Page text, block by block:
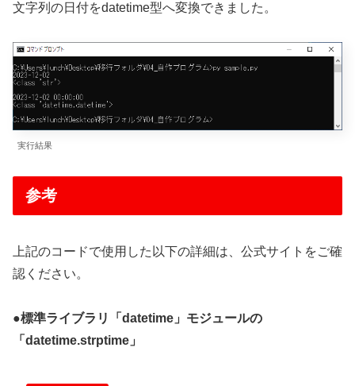
文字列の日付をdatetime型へ変換できました。
実行結果
参考
上記のコードで使用した以下の詳細は、公式サイトをご確
認ください。
●標準ライブラリ「datetime」モジュールの
「datetime.strptime」